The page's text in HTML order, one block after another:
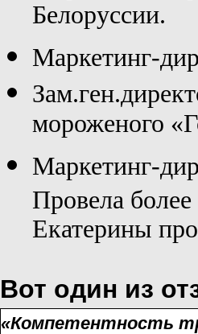
Белоруссии.
Маркетинг-
мороженого
Маркетинг-
Провела
Екатерины
Вот один из
«Компетентность